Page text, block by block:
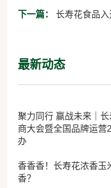
溯源季在长寿花桐庐基
下一篇： 长寿花食品
最新动态
聚力同行 赢战未来｜
商大会暨全国品牌运营
办
香香香！长寿花浓香玉
香？